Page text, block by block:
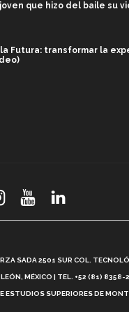
joven que hizo del baile su
Futura: transformar la
(video)
es el Modelo Educativo
SADA 2501 SUR COL.
LEÓN, MÉXICO | TEL. +52 (81)
ESTUDIOS SUPERIORES DE